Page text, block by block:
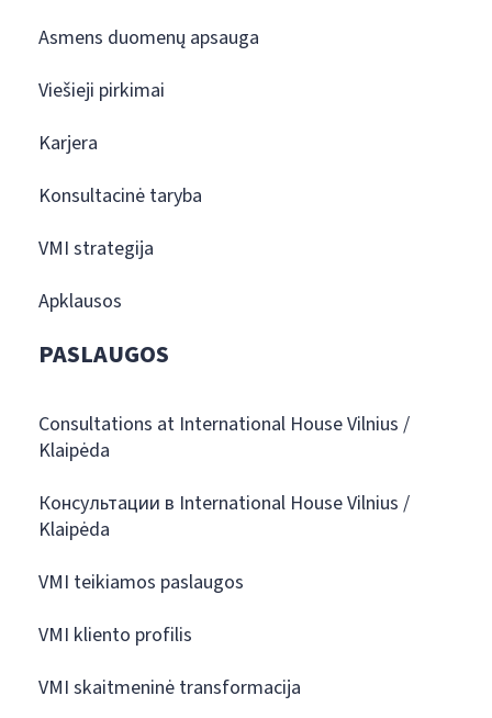
Asmens duomenų apsauga
Viešieji pirkimai
Karjera
Konsultacinė taryba
VMI strategija
Apklausos
PASLAUGOS
Consultations at International House Vilnius /
Klaipėda
Консультации в International House Vilnius /
Klaipėda
VMI teikiamos paslaugos
VMI kliento profilis
VMI skaitmeninė transformacija